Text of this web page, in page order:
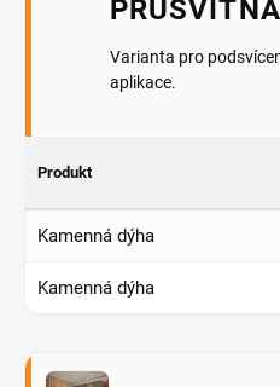
PRŮSVITNÁ
Varianta pro
aplikace.
Produkt
Kamenná dýha
Kamenná dýha